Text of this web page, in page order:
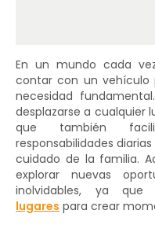
En un mundo cada
contar con un vehículo
necesidad
desplazarse a cualquier
que también
responsabilidades
cuidado de la familia.
explorar nuevas
inolvidables, ya que
lugares para crear